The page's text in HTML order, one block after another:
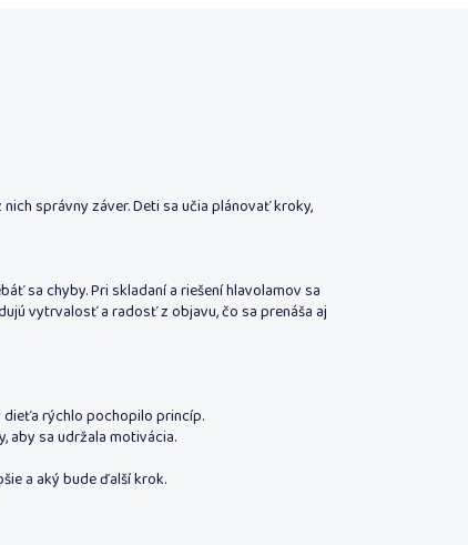
správny záver. Deti sa učia plánovať kroky,
sa chyby. Pri skladaní a riešení hlavolamov sa
vytrvalosť a radosť z objavu, čo sa prenáša aj
rýchlo pochopilo princíp.
aby sa udržala motivácia.
a aký bude ďalší krok.